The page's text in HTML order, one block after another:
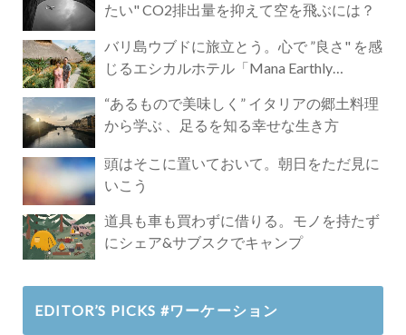
たい" CO2排出量を抑えて空を飛ぶには？
バリ島ウブドに旅立とう。心で ”良さ" を感
じるエシカルホテル「Mana Earthly
“あるもので美味しく” イタリアの郷土料理
から学ぶ 、足るを知る幸せな生き方
頭はそこに置いておいて。朝日をただ見に
いこう
道具も車も買わずに借りる。モノを持たず
にシェア&サブスクでキャンプ
EDITOR’S PICKS #ワーケーション